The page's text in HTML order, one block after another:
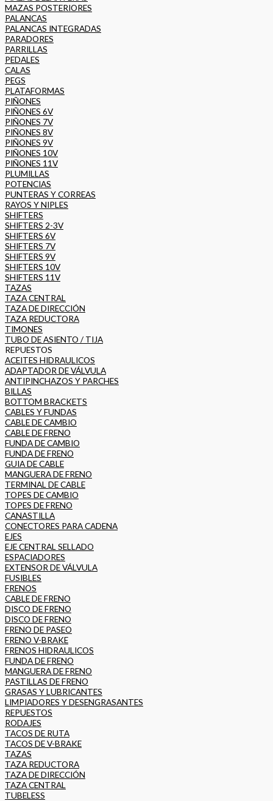
MAZAS POSTERIORES
PALANCAS
PALANCAS INTEGRADAS
PARADORES
PARRILLAS
PEDALES
CALAS
PEGS
PLATAFORMAS
PIÑONES
PIÑONES 6V
PIÑONES 7V
PIÑONES 8V
PIÑONES 9V
PIÑONES 10V
PIÑONES 11V
PLUMILLAS
POTENCIAS
PUNTERAS Y CORREAS
RAYOS Y NIPLES
SHIFTERS
SHIFTERS 2-3V
SHIFTERS 6V
SHIFTERS 7V
SHIFTERS 9V
SHIFTERS 10V
SHIFTERS 11V
TAZAS
TAZA CENTRAL
TAZA DE DIRECCIÓN
TAZA REDUCTORA
TIMONES
TUBO DE ASIENTO / TIJA
REPUESTOS
ACEITES HIDRAULICOS
ADAPTADOR DE VÁLVULA
ANTIPINCHAZOS Y PARCHES
BILLAS
BOTTOM BRACKETS
CABLES Y FUNDAS
CABLE DE CAMBIO
CABLE DE FRENO
FUNDA DE CAMBIO
FUNDA DE FRENO
GUIA DE CABLE
MANGUERA DE FRENO
TERMINAL DE CABLE
TOPES DE CAMBIO
TOPES DE FRENO
CANASTILLA
CONECTORES PARA CADENA
EJES
EJE CENTRAL SELLADO
ESPACIADORES
EXTENSOR DE VÁLVULA
FUSIBLES
FRENOS
CABLE DE FRENO
DISCO DE FRENO
DISCO DE FRENO
FRENO DE PASEO
FRENO V-BRAKE
FRENOS HIDRAULICOS
FUNDA DE FRENO
MANGUERA DE FRENO
PASTILLAS DE FRENO
GRASAS Y LUBRICANTES
LIMPIADORES Y DESENGRASANTES
REPUESTOS
RODAJES
TACOS DE RUTA
TACOS DE V-BRAKE
TAZAS
TAZA REDUCTORA
TAZA DE DIRECCIÓN
TAZA CENTRAL
TUBELESS